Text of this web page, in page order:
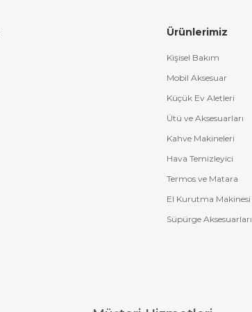
Ürünlerimiz
Kişisel Bakım
Mobil Aksesuar
Küçük Ev Aletleri
Ütü ve Aksesuarları
Kahve Makineleri
Hava Temizleyici
Termos ve Matara
El Kurutma Makinesi
Süpürge Aksesuarları